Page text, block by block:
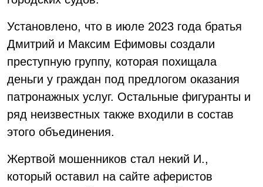
Установлено, что в июле 2023 года братья
Дмитрий и Максим Ефимовы создали
преступную группу, которая похищала
деньги у граждан под предлогом оказания
патронажных услуг. Остальные фигуранты и
ряд неизвестных также входили в состав
этого объединения.
Жертвой мошенников стал некий И.,
который оставил на сайте аферистов